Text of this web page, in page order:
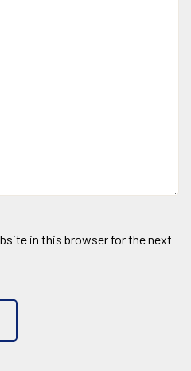
in this browser for the next